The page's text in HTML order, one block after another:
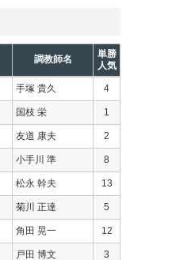
調教師名
単勝
人気
手塚 貴久 4
国枝 栄 1
友道 康夫 2
小手川 準 8
松永 幹夫 13
菊川 正達 5
角田 晃一 12
戸田 博文 3